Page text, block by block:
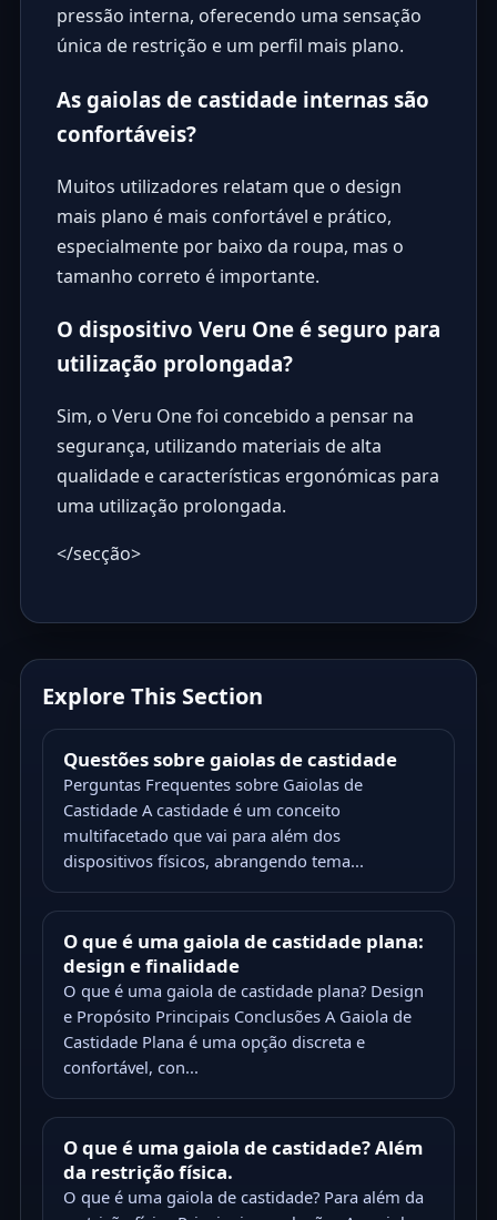
pressão interna, oferecendo uma sensação
única de restrição e um perfil mais plano.
As gaiolas de castidade internas são
confortáveis?
Muitos utilizadores relatam que o design
mais plano é mais confortável e prático,
especialmente por baixo da roupa, mas o
tamanho correto é importante.
O dispositivo Veru One é seguro para
utilização prolongada?
Sim, o Veru One foi concebido a pensar na
segurança, utilizando materiais de alta
qualidade e características ergonómicas para
uma utilização prolongada.
</secção>
Explore This Section
Questões sobre gaiolas de castidade
Perguntas Frequentes sobre Gaiolas de
Castidade A castidade é um conceito
multifacetado que vai para além dos
dispositivos físicos, abrangendo tema...
O que é uma gaiola de castidade plana:
design e finalidade
O que é uma gaiola de castidade plana? Design
e Propósito Principais Conclusões A Gaiola de
Castidade Plana é uma opção discreta e
confortável, con...
O que é uma gaiola de castidade? Além
da restrição física.
O que é uma gaiola de castidade? Para além da